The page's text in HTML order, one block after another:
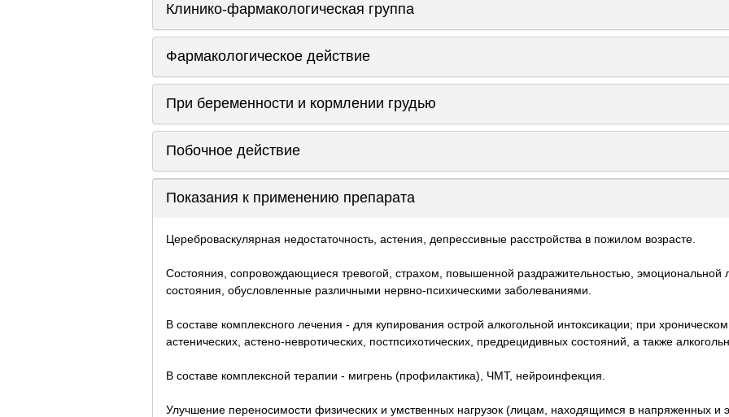
Клинико-фармакологическая группа
Фармакологическое действие
При беременности и кормлении грудью
Побочное действие
Показания к применению препарата
Цереброваскулярная недостаточность, астения, депрессивные расстройства в пожилом возрасте.
Состояния, сопровождающиеся тревогой, страхом, повышенной раздражительностью, эмоциональной
состояния, обусловленные различными нервно-психическими заболеваниями.
В составе комплексного лечения - для купирования острой алкогольной интоксикации; при
астенических, астено-невротических, постпсихотических, предрецидивных состояний, а также
В составе комплексной терапии - мигрень (профилактика), ЧМТ, нейроинфекция.
Улучшение переносимости физических и умственных нагрузок (лицам, находящимся в напряженных и